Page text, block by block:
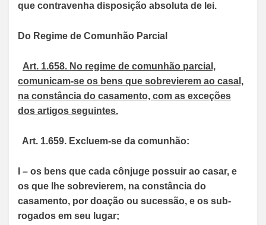
que contravenha disposição absoluta de lei.
Do Regime de Comunhão Parcial
Art. 1.658. No regime de comunhão parcial,
comunicam-se os bens que sobrevierem ao casal,
na constância do casamento, com as exceções
dos artigos seguintes.
Art. 1.659. Excluem-se da comunhão:
I – os bens que cada cônjuge possuir ao casar, e
os que lhe sobrevierem, na constância do
casamento, por doação ou sucessão, e os sub-
rogados em seu lugar;